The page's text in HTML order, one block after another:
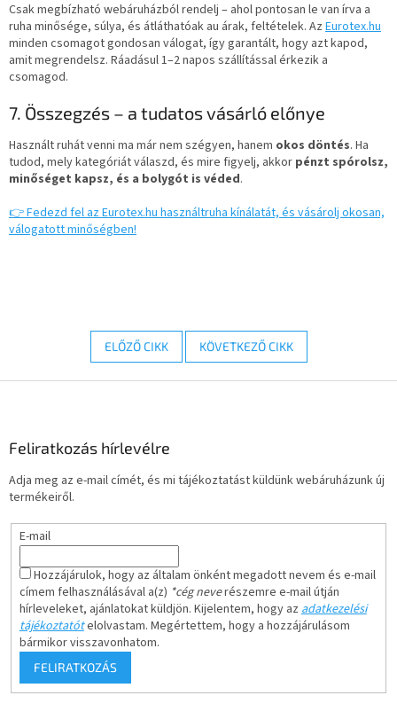
Csak megbízható webáruházból rendelj – ahol pontosan le van írva a
ruha minősége, súlya, és átláthatóak au árak, feltételek. Az Eurotex.hu
minden csomagot gondosan válogat, így garantált, hogy azt kapod,
amit megrendelsz. Ráadásul 1–2 napos szállítással érkezik a
csomagod.
7. Összegzés – a tudatos vásárló előnye
Használt ruhát venni ma már nem szégyen, hanem okos döntés. Ha
tudod, mely kategóriát válaszd, és mire figyelj, akkor pénzt spórolsz,
minőséget kapsz, és a bolygót is véded.
👉 Fedezd fel az Eurotex.hu használtruha kínálatát, és vásárolj okosan,
válogatott minőségben!
ELŐZŐ CIKK KÖVETKEZŐ CIKK
Feliratkozás hírlevélre
Adja meg az e-mail címét, és mi tájékoztatást küldünk webáruházunk új
termékeiről.
E-mail
Hozzájárulok, hogy az általam önként megadott nevem és e-mail
címem felhasználásával a(z) *cég neverészemre e-mail útján
hírleveleket, ajánlatokat küldjön. Kijelentem, hogy az adatkezelési
tájékoztatótelolvastam. Megértettem, hogy a hozzájárulásom
bármikor visszavonhatom.
FELIRATKOZÁS